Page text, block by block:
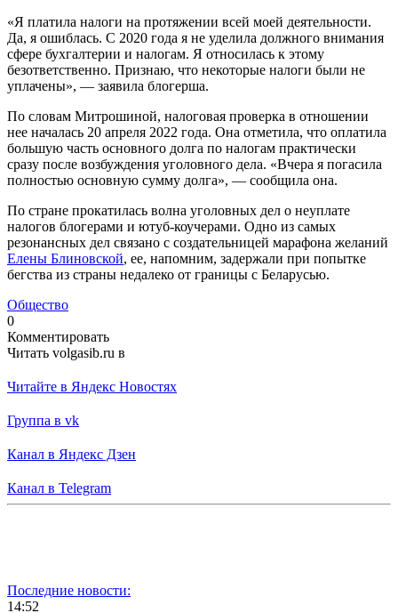
«Я платила налоги на протяжении всей моей деятельности.
Да, я ошиблась. С 2020 года я не уделила должного внимания
сфере бухгалтерии и налогам. Я относилась к этому
безответственно. Признаю, что некоторые налоги были не
уплачены», — заявила блогерша.
По словам Митрошиной, налоговая проверка в отношении
нее началась 20 апреля 2022 года. Она отметила, что оплатила
большую часть основного долга по налогам практически
сразу после возбуждения уголовного дела. «Вчера я погасила
полностью основную сумму долга», — сообщила она.
По стране прокатилась волна уголовных дел о неуплате
налогов блогерами и ютуб-коучерами. Одно из самых
резонансных дел связано с создательницей марафона желаний
Елены Блиновской, ее, напомним, задержали при попытке
бегства из страны недалеко от границы с Беларусью.
Общество
0
Комментировать
Читать volgasib.ru в
Читайте в Яндекс Новостях
Группа в vk
Канал в Яндекс Дзен
Канал в Telegram
Последние новости:
14:52